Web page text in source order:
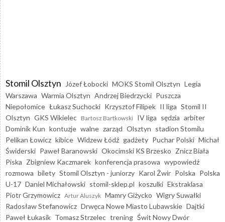
Stomil Olsztyn Józef Łobocki MOKS Stomil Olsztyn Legia
Warszawa Warmia Olsztyn Andrzej Biedrzycki Puszcza
Niepołomice Łukasz Suchocki Krzysztof Filipek II liga Stomil II
Olsztyn GKS Wikielec Bartosz Bartkowski IV liga sędzia arbiter
Dominik Kun kontuzje walne zarząd Olsztyn stadion Stomilu
Pelikan Łowicz kibice Widzew Łódź gadżety Puchar Polski Michał
Świderski Paweł Baranowski Okocimski KS Brzesko Znicz Biała
Piska Zbigniew Kaczmarek konferencja prasowa wypowiedź
rozmowa bilety Stomil Olsztyn - juniorzy Karol Żwir Polska Polska
U-17 Daniel Michałowski stomil-sklep.pl koszulki Ekstraklasa
Piotr Grzymowicz Artur Aluszyk Mamry Giżycko Wigry Suwałki
Radosław Stefanowicz Drwęca Nowe Miasto Lubawskie Dajtki
Paweł Łukasik Tomasz Strzelec trening Świt Nowy Dwór